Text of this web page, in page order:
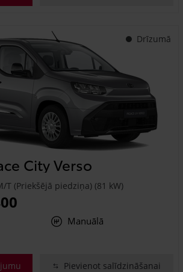
Drīzumā
City Verso
T (Priekšējā piedziņa) (81 kW)
Manuālā
Pievienot salīdzināšanai